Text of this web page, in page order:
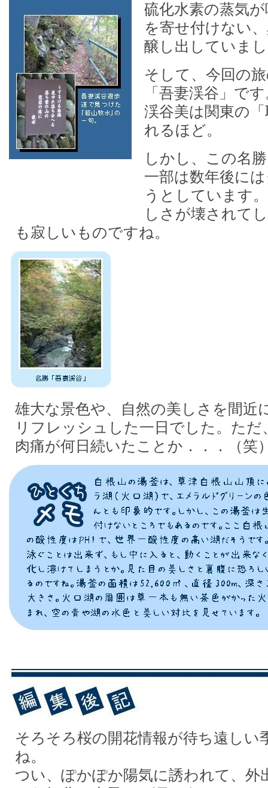
硫化水素の蒸気
を寄せ付けない
醸し出していま
そして、今回の
「吾妻渓谷」で
渓谷美は関東の
れるほど。
しかし、この名
一部は数年後に
うとしています
しさが壊されて
も寂しいものですね。
雄大な景色や、自然の美しさを間近
リフレッシュした一日でした。ただ
肉痛が何日続いたことか．．．（笑
そろそろ桜の開花情報が待ち遠しい
ね。
つい、ぽかぽか陽気に誘われて、外